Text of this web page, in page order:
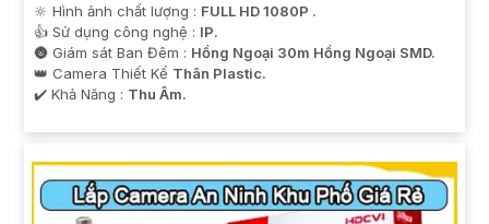
🔆 Hình ảnh chất lượng : FULL HD 1080P .
👍 Sử dụng công nghệ : IP.
🌚 Giám sát Ban Đêm : Hồng Ngoại 30m Hồng Ngoại SMD.
👑 Camera Thiết Kế Thân Plastic.
️✔️ Khả Năng : Thu Âm.